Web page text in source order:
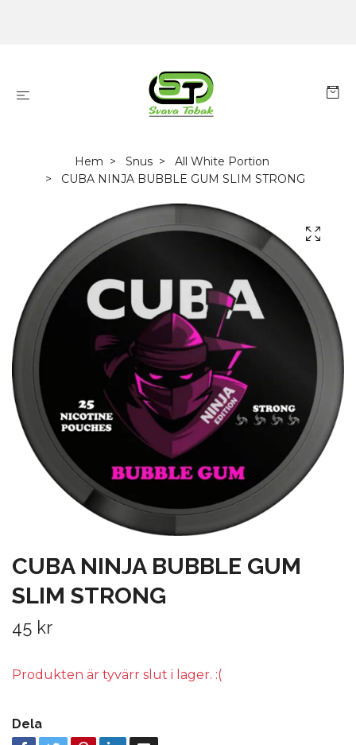
Hem Snus
All White Portion
CUBA NINJA BUBBLE GUM SLIM STRONG
CUBA NINJA BUBBLE GUM
SLIM STRONG
45 kr
Produkten är tyvärr slut i lager. :(
Dela